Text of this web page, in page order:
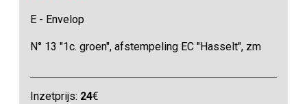
E - Envelop
N° 13 "1c. groen", afstempeling EC "Hasselt", zm
Inzetprijs: 24€